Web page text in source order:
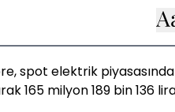
spot elektrik
165 milyon 189 bin 136